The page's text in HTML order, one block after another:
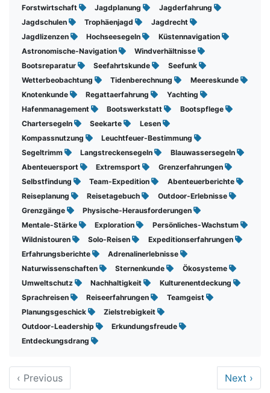
Forstwirtschaft
Jagdplanung
Jagderfahrung
Jagdschulen
Trophäenjagd
Jagdrecht
Jagdlizenzen
Hochseesegeln
Küstennavigation
Astronomische-Navigation
Windverhältnisse
Bootsreparatur
Seefahrtskunde
Seefunk
Wetterbeobachtung
Tidenberechnung
Meereskunde
Knotenkunde
Regattaerfahrung
Yachting
Hafenmanagement
Bootswerkstatt
Bootspflege
Chartersegeln
Seekarte
Lesen
Kompassnutzung
Leuchtfeuer-Bestimmung
Segeltrimm
Langstreckensegeln
Blauwassersegeln
Abenteuersport
Extremsport
Grenzerfahrungen
Selbstfindung
Team-Expedition
Abenteuerberichte
Reiseplanung
Reisetagebuch
Outdoor-Erlebnisse
Grenzgänge
Physische-Herausforderungen
Mentale-Stärke
Exploration
Persönliches-Wachstum
Wildnistouren
Solo-Reisen
Expeditionserfahrungen
Erfahrungsberichte
Adrenalinerlebnisse
Naturwissenschaften
Sternenkunde
Ökosysteme
Umweltschutz
Nachhaltigkeit
Kulturenentdeckung
Sprachreisen
Reiseerfahrungen
Teamgeist
Planungsgeschick
Zielstrebigkeit
Outdoor-Leadership
Erkundungsfreude
Entdeckungsdrang
‹ Previous Next ›